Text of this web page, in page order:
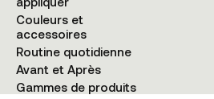
Couleurs et
accessoires
Routine quotidienne
Avant et Après
Gammes de produits